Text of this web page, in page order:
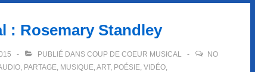
: Rosemary Standley
PUBLIÉ DANS COUP DE COEUR MUSICAL
NO
, PARTAGE, MUSIQUE,ART, POÉSIE, VIDÉO,